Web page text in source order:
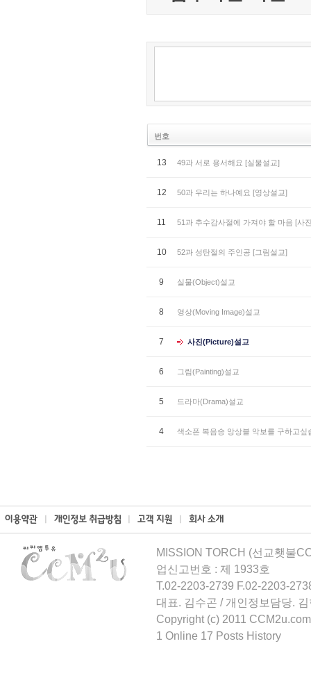
번호
13 49과 서로 용서해요 [실물설교]
12 50과 우리는 하나예요 [영상설교]
11 51과 추수감사절에 가져야 할 마음 [사
10 52과 성탄절의 주인공 [그림설교]
9 실물(Object)설교
8 영상(Moving Image)설교
7 사진(Picture)설교
6 그림(Painting)설교
5 드라마(Drama)설교
4 색소폰 복음송 앙상블 악보를 구하고싶
MISSION TORCH (선교횃불
업신고번호 : 제 1933호
T.02-2203-2739 F.02-2203-
대표. 김수곤 / 개인정보담당.
Copyright (c) 2011
1 Online 17 Posts History